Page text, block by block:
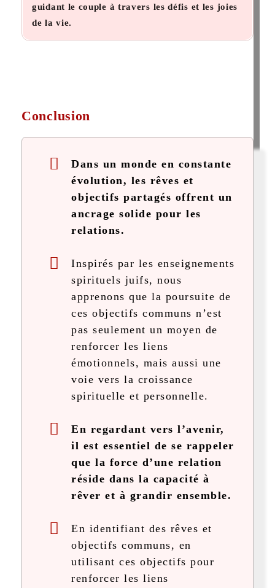
guidant le couple à travers les défis et les joies
de la vie.
Conclusion
Dans un monde en constante
évolution, les rêves et
objectifs partagés offrent un
ancrage solide pour les
relations.
Inspirés par les enseignements
spirituels juifs, nous
apprenons que la poursuite de
ces objectifs communs n’est
pas seulement un moyen de
renforcer les liens
émotionnels, mais aussi une
voie vers la croissance
spirituelle et personnelle.
En regardant vers l’avenir,
il est essentiel de se rappeler
que la force d’une relation
réside dans la capacité à
rêver et à grandir ensemble.
En identifiant des rêves et
objectifs communs, en
utilisant ces objectifs pour
renforcer les liens